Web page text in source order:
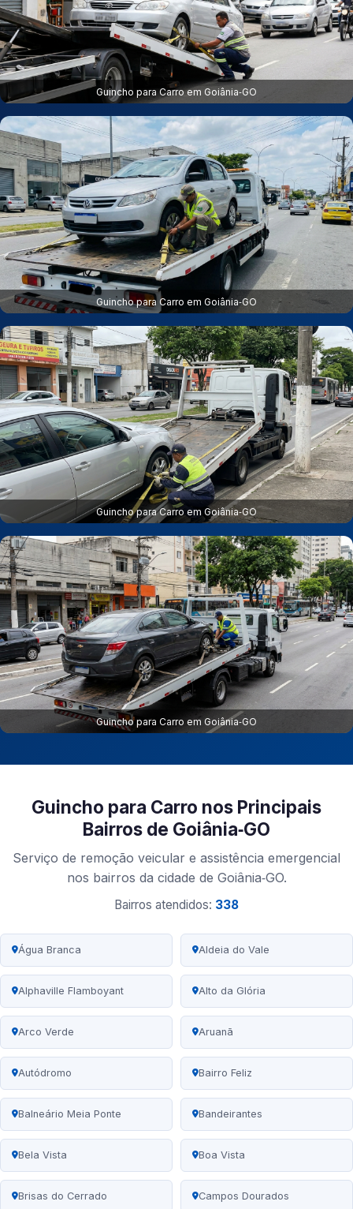
Guincho para Carro em Goiânia‑GO
Guincho para Carro em Goiânia‑GO
Guincho para Carro em Goiânia‑GO
Guincho para Carro em Goiânia‑GO
Guincho para Carro nos Principais
Bairros de Goiânia‑GO
Serviço de remoção veicular e assistência emergencial
nos bairros da cidade de Goiânia‑GO.
Bairros atendidos: 338
Água Branca Aldeia do Vale
Alphaville Flamboyant Alto da Glória
Arco Verde Aruanã
Autódromo Bairro Feliz
Balneário Meia Ponte Bandeirantes
Bela Vista Boa Vista
Brisas do Cerrado Campos Dourados